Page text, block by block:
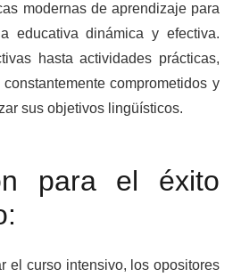
modernas de aprendizaje para
educativa dinámica y efectiva.
hasta actividades prácticas,
comprometidos y
sus objetivos lingüísticos.
para el éxito
el curso intensivo, los opositores